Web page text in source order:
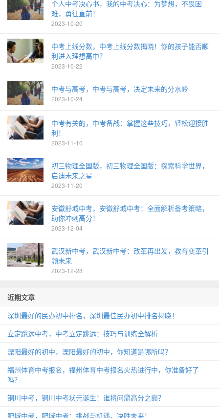
个人中考决心书，我的中考决心：为梦想，不畏困
难，勇往直前！
2023-10-20
中考上线分数，中考上线分数揭晓！你的孩子能否顺
利进入理想高中？
2023-10-22
中考与高考，中考与高考，决定未来的分水岭
2023-10-24
中考有关的，中考备战：掌握这些技巧，轻松迎接胜
利！
2023-11-10
初三物理全国版，初三物理全国版：探索科学世界，
启迪未来之星
2023-11-20
安徽舒城中考，安徽舒城中考：全面解析备考策略，
助你冲刺高分！
2023-12-04
武汉新中考，武汉新中考：改革再出发，教育变革引
领未来
2023-12-28
近期文章
深圳最好的民办初中排名，深圳最佳民办初中排名揭晓！
立定跳远中考，中考立定跳远：技巧与训练全解析
溧阳最好的初中，溧阳最好的初中，你知道是哪所吗？
福州体育中考报名，福州体育中考报名火热进行中，你准备好了
吗？
铜川中考，铜川中考状元诞生！谁将问鼎高分之巅？
肥城中考，肥城中考：挑战与机遇，决胜未来！